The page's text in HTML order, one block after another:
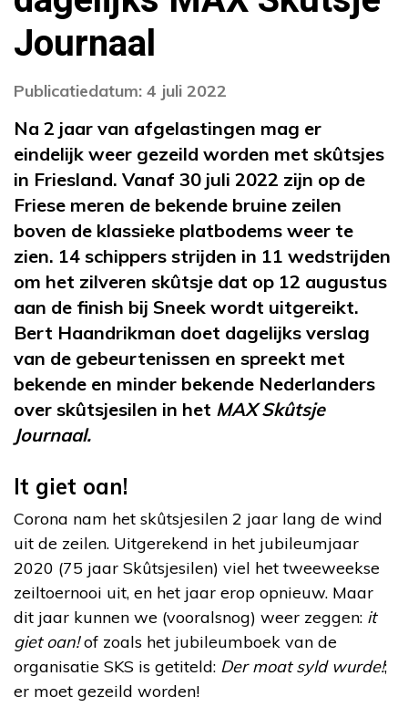
Journaal
Publicatiedatum: 4 juli 2022
Na 2 jaar van afgelastingen mag er
eindelijk weer gezeild worden met skûtsjes
in Friesland. Vanaf 30 juli 2022 zijn op de
Friese meren de bekende bruine zeilen
boven de klassieke platbodems weer te
zien. 14 schippers strijden in 11 wedstrijden
om het zilveren skûtsje dat op 12 augustus
aan de finish bij Sneek wordt uitgereikt.
Bert Haandrikman doet dagelijks verslag
van de gebeurtenissen en spreekt met
bekende en minder bekende Nederlanders
over skûtsjesilen in het MAX Skûtsje
Journaal.
It giet oan!
Corona nam het skûtsjesilen 2 jaar lang de wind
uit de zeilen. Uitgerekend in het jubileumjaar
2020 (75 jaar Skûtsjesilen) viel het tweeweekse
zeiltoernooi uit, en het jaar erop opnieuw. Maar
dit jaar kunnen we (vooralsnog) weer zeggen: it
giet oan!of zoals het jubileumboek van de
organisatie SKS is getiteld: Der moat syld wurde!;
er moet gezeild worden!